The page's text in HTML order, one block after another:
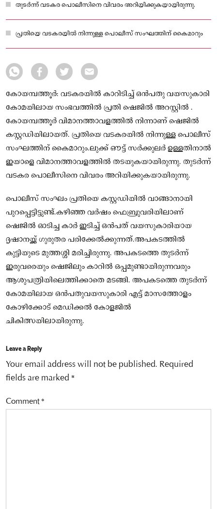
തുടര്‍ന്ന് വടകര പൊലീസിനെ വിവരം അറിയിക്കുകയായിരുന്നു.
പ്രതിയെ വടകരയില്‍ നിന്നുള്ള പൊലീസ് സംഘത്തിന് കൈമാറും
കോയമ്പത്തൂര്‍: വടകരയില്‍ കാറിടിച്ച് ഒന്‍പതു വയസുകാരി
കോമയിലായ സംഭവത്തില്‍ പ്രതി ഷെജില്‍ അറസ്റ്റിൽ .
കോയമ്പത്തൂര്‍ വിമാനത്താവളത്തില്‍ നിന്നാണ് ഷെജില്‍
കസ്റ്റഡിയിലായത്. പ്രതിയെ വടകരയില്‍ നിന്നുള്ള പൊലീസ്
സംഘത്തിന് കൈമാറും.ലുക്ക് ഔട്ട് സര്‍ക്കുലര്‍ ഉള്ളതിനാല്‍
ഇയാളെ വിമാനത്താവളത്തില്‍ തടയുകയായിരുന്നു. തുടര്‍ന്ന്
വടകര പൊലീസിനെ വിവരം അറിയിക്കുകയായിരുന്നു.
പൊലീസ് സംഘം പ്രതിയെ കസ്റ്റഡിയില്‍ വാങ്ങാനായി
പുറപ്പെട്ടിട്ടുണ്ട്.കഴിഞ്ഞ വര്‍ഷം ഫെബ്രുവരിയിലാണ്
ഷെജില്‍ ഓടിച്ച കാര്‍ ഇടിച്ച് ഒന്‍പത് വയസുകാരിയായ
ദൃഷാനയ്ക്ക് ഗുരുതര പരിക്കേല്‍ക്കുന്നത്.അപകടത്തില്‍
കുട്ടിയുടെ മുത്തശ്ശി മരിച്ചിരുന്നു. അപകടത്തെ തുടര്‍ന്ന്
ഇരുവരെയും ഷെജിലും കാറില്‍ ഒപ്പമുണ്ടായിരുന്നവരും
ആശുപത്രിയിലെത്തിക്കാതെ മടങ്ങി. അപകടത്തെ തുടര്‍ന്ന്
കോമയിലായ ഒന്‍പതുവയസുകാരി എട്ട് മാസത്തോളം
കോഴിക്കോട് മെഡിക്കല്‍ കോളജില്‍
ചികിത്സയിലായിരുന്നു.
Leave a Reply
Your email address will not be published. Required
fields are marked *
Comment*